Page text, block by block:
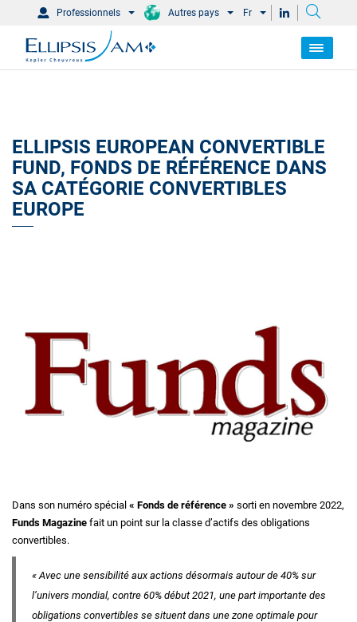
Professionnels Autres pays Fr
ELLIPSIS EUROPEAN CONVERTIBLE
FUND, FONDS DE RÉFÉRENCE DANS
SA CATÉGORIE CONVERTIBLES
EUROPE
Dans son numéro spécial « Fonds de référence » sorti en novembre 2022,
Funds Magazine fait un point sur la classe d’actifs des obligations
convertibles.
« Avec une sensibilité aux actions désormais autour de 40% sur
l’univers mondial, contre 60% début 2021, une part importante des
obligations convertibles se situent dans une zone optimale pour